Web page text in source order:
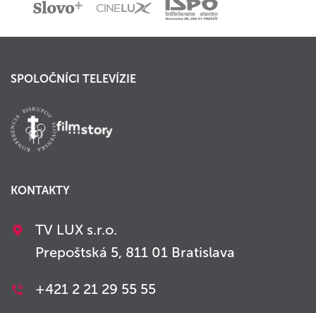
SPOLOČNÍCI TELEVÍZIE
KONTAKTY
TV LUX s.r.o.
Prepoštská 5, 811 01 Bratislava
+421 2 21 29 55 55